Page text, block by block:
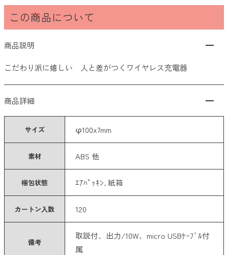
価格帯から探す
100円以下
101〜200円
201〜300円
301〜400円
401〜500円
501円以上
希望価格帯から探す
円 〜
この商品について
商品説明
こだわり派に嬉しい 人と差がつくワイヤレス充電器
商品詳細
サイズ φ100x7mm
素材 ABS 他
梱包状態 ｴｱﾊﾟｯｷﾝ､紙箱
カートン入数 120
備考
取説付、出力/10W、micro USBｹｰﾌﾞﾙ付
属